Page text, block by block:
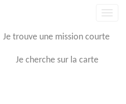
Je trouve une mission courte
Je cherche sur la carte